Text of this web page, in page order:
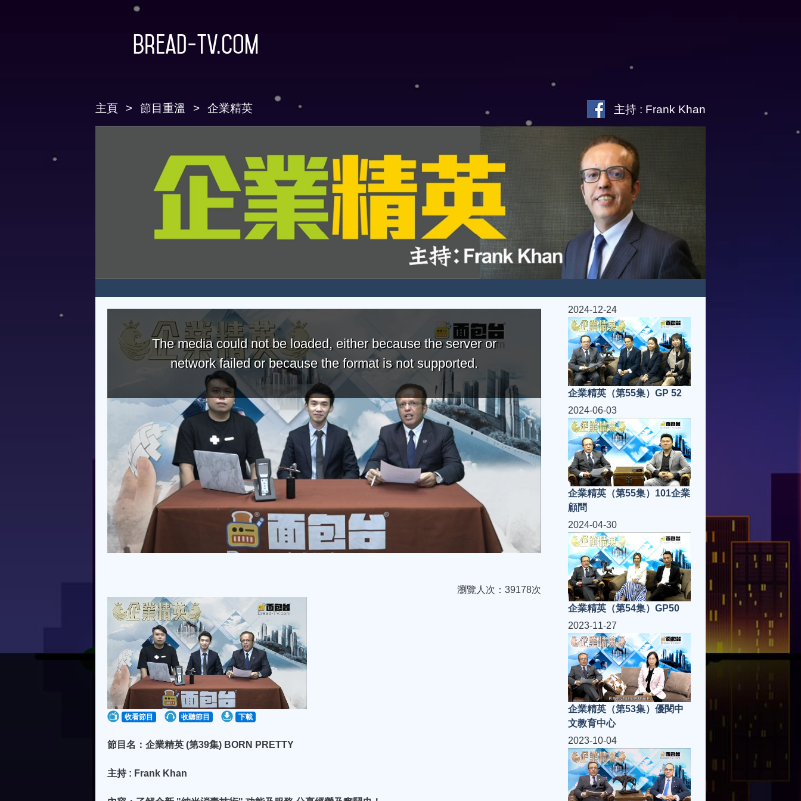
Bread-TV.com
主頁 節目重溫 企業精英 主持 : Frank Khan
The media could not be loaded, either because the server or
network failed or because the format is not supported.
瀏覽人次：39178次
收看節目 收聽節目 下載
節目名：企業精英 (第39集) BORN PRETTY
主持 : Frank Khan
2024-12-24
企業精英（第55集）GP 52
2024-06-03
企業精英（第55集）101企業
顧問
2024-04-30
企業精英（第54集）GP50
2023-11-27
企業精英（第53集）優閱中
文教育中心
2023-10-04